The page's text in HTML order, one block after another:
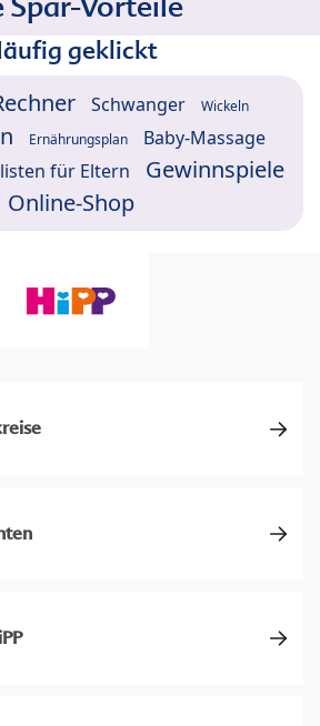
geklickt
Schwanger Wickeln
Ernährungsplan Baby-Massage
für Eltern
Gewinnspiele
Online-Shop